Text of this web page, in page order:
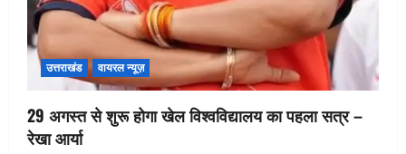
उत्तराखंड वायरल न्यूज़
29 अगस्त से शुरू होगा खेल विश्वविद्यालय का पहला सत्र –
रेखा आर्या